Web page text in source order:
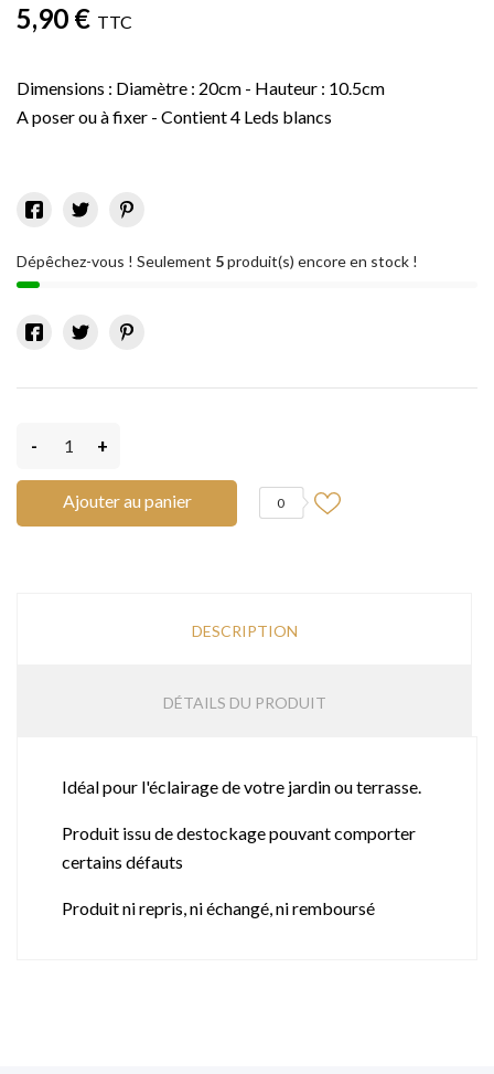
5,90 € TTC
Dimensions : Diamètre : 20cm - Hauteur : 10.5cm
A poser ou à fixer - Contient 4 Leds blancs
Dépêchez-vous ! Seulement 5produit(s) encore en stock !
- +
Ajouter au panier 0
DESCRIPTION
DÉTAILS DU PRODUIT
Idéal pour l'éclairage de votre jardin ou terrasse.
Produit issu de destockage pouvant comporter
certains défauts
Produit ni repris, ni échangé, ni remboursé